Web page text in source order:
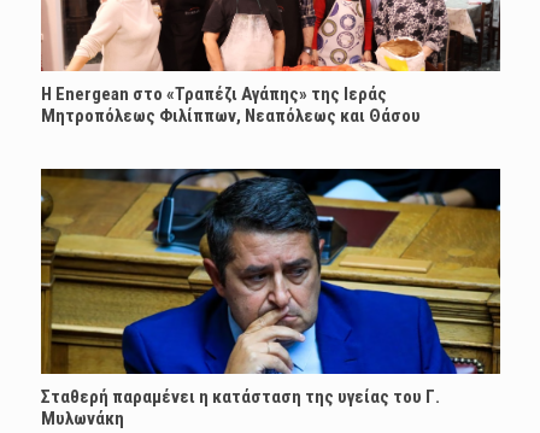
H Energean στο «Τραπέζι Αγάπης» της Ιεράς
Μητροπόλεως Φιλίππων, Νεαπόλεως και Θάσου
Σταθερή παραμένει η κατάσταση της υγείας του Γ.
Μυλωνάκη